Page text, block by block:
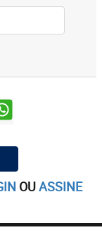
OUASSINE